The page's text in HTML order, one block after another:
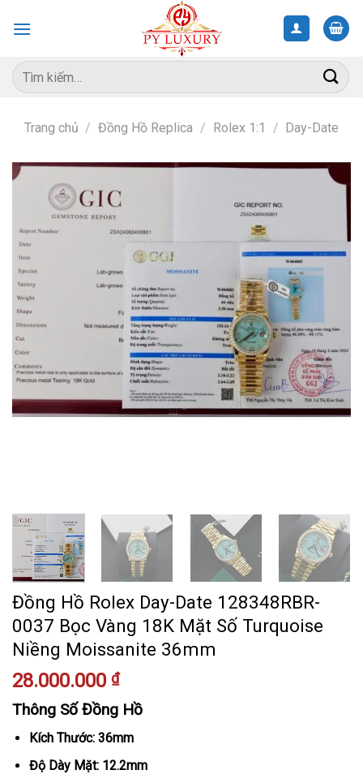
Tìm
kiếm:
Trang chủ / Đồng Hồ Replica / Rolex 1:1 / Day-Date
Đồng Hồ Rolex Day-Date 128348RBR-
0037 Bọc Vàng 18K Mặt Số Turquoise
Niềng Moissanite 36mm
28.000.000 ₫
Thông Số Đồng Hồ
Kích Thước: 36mm
Độ Dày Mặt: 12.2mm